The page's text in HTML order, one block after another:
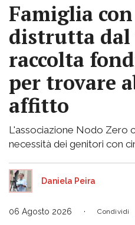
Famiglia
distrutta dal
raccolta
per trovare
affitto
L'associazione Nodo Zero
necessità dei genitori con
Daniela Peira
06 Agosto 2026 Condividi